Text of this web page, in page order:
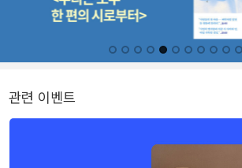
관련 이벤트